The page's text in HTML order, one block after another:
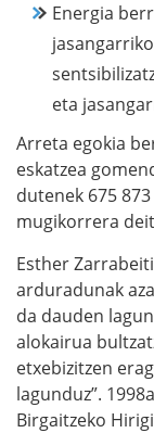
Energia
eta
Arreta egokia
eskatzea
dutenek 675
mugikorrera
Esther
arduradunak
da dauden
alokairua
etxebizitzen
lagunduz”.
Birgaitzeko